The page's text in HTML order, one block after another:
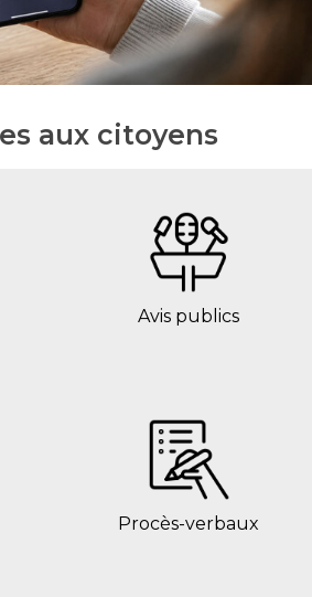
aux citoyens
Avis publics
Procès-verbaux